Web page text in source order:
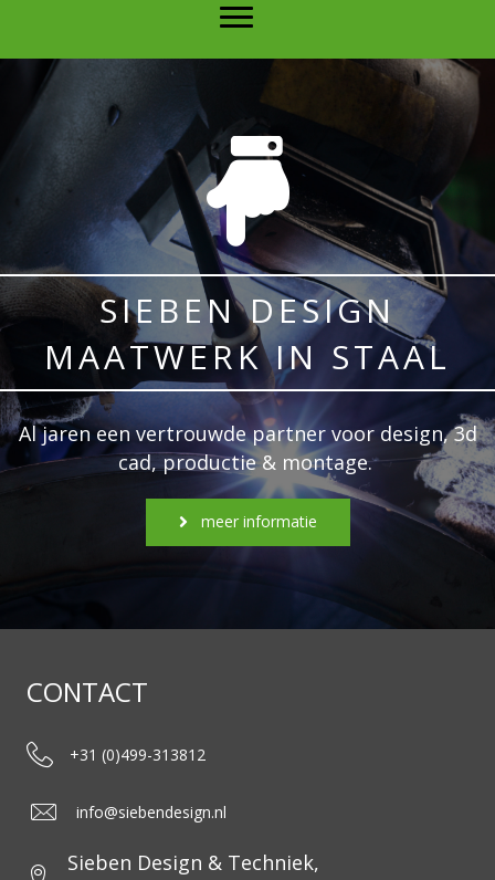
SIEBEN DESIGN
MAATWERK IN STAAL
Al jaren een vertrouwde partner voor design, 3d
cad, productie & montage.
meer informatie
CONTACT
+31 (0)499-313812
info@siebendesign.nl
Sieben Design & Techniek,